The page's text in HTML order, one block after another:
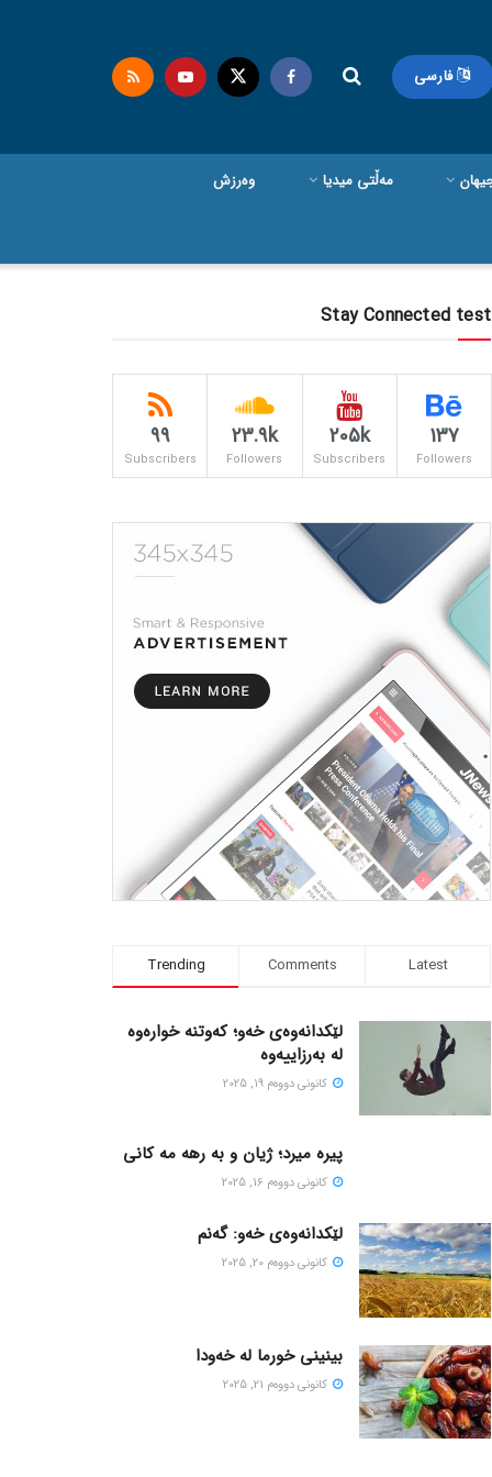
فارسی
مەڵتی میدیا وەرزش
Stay Connected test
137
Followers
205k
Subscribers
23.9k
Followers
99
Subscribers
Trending Comments Latest
لێکدانەوەی خەو؛ کەوتنە خوارەوە
لە بەرزاییەوە
كانونی دووه‌م 19, 2025
پیره میرد؛ ژیان و به رهه مه کانی
كانونی دووه‌م 16, 2025
لێکدانەوەی خەو: گەنم
كانونی دووه‌م 20, 2025
بینینی خورما لە خەودا
كانونی دووه‌م 21, 2025